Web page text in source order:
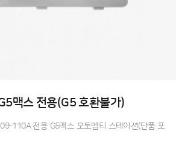
맥스 전용(G5 호환불가)
110A 전용 G5맥스 오토엠티 스테이션(단품 포